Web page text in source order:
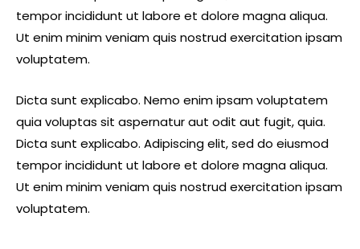
tempor incididunt ut labore et dolore magna aliqua.
Ut enim minim veniam quis nostrud exercitation ipsam
voluptatem.
Dicta sunt explicabo. Nemo enim ipsam voluptatem
quia voluptas sit aspernatur aut odit aut fugit, quia.
Dicta sunt explicabo. Adipiscing elit, sed do eiusmod
tempor incididunt ut labore et dolore magna aliqua.
Ut enim minim veniam quis nostrud exercitation ipsam
voluptatem.